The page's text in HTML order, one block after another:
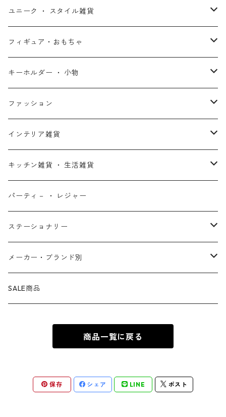
アンソロジー・シリーズ
スターウォーズ・アニメ
スターウォーズ・コラボ
キャプテン・マーベル
ドクター・ストレンジ
ガーディアンズ・オブ・ギャラクシー
アントマン
X-MEN
デッド・プール
ファンタスティック・フォー
ゴーストライダー
パニッシャー
サノス
スパイダーグウェン
ドクター・ドゥーム
アラジン
塔の上のラプンツェル
アナと雪の女王
プリンセスと魔法のキス
ムーラン
ズートピア
モアナと伝説の海
ライオンキング
バンビ
ダンボ
101匹わんちゃん
不思議の国のアリス
ワンダーウーマン
ジョーカー
ハーレイ・クイン
ザ・マペッツ
ひつじのショーン
ピーナッツ / スヌーピー
ミッフィー
セサミストリート
ルーニー・テューンズ
ベアブリック
ワンピース
ドラゴンボール
呪術廻戦
推しの子
ユニーク ・ スタイル雑貨
北欧・ヨーロッパ雑貨
アメリカン雑貨
ホームパーティー・バーベキュー雑貨
アクセサリー
フィギュア・おもちゃ
スタチュー ・ フィギュア
ぬいぐるみ ・ プラッシュドール
コインバンク ・ 貯金箱
おもちゃ・パズル
コミック・絵本
キーホルダー ・ 小物
ステッカー ・ シール
ストラップ
キーホルダー
ワッペン
マスコット
ピンズ ・ ピンバッジ
缶バッジ ・ 缶ケース
ファッション
ウェア
ポーチ ・ バッグ
財布 ・ ウォレット
アクセサリー
ネックレス
スニーカー ・ ソックス
ファッション雑貨
インテリア雑貨
ウォールアート
ポスター ・ デコレーション
ファブリック
キャンドル・ライト
ウォータードーム
キッチン雑貨 ・ 生活雑貨
キッチングッズ
マグカップ ・ グラス ・ タンブラー
お皿 ・ プレート ・ ボウル
ボトルホルダー・オープナー
生活雑貨
ドアマット
タオル・バスマット
パーティ－ ・ レジャー
ステーショナリー
シャープペン・ボールペン
ペンケース
メーカー・ブランド別
BB Designs
COMANSI
SALE商品
商品一覧に戻る
保存 シェア LINE ポスト